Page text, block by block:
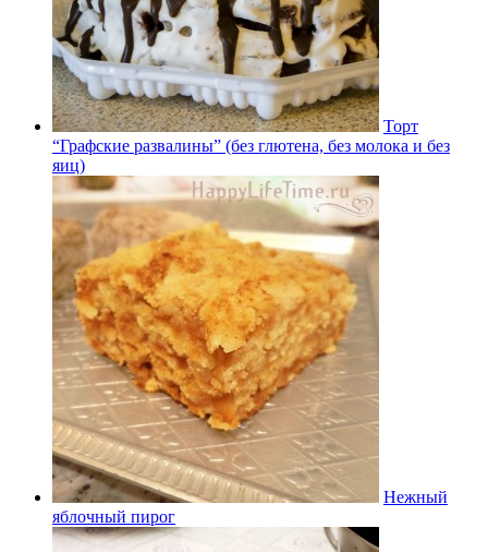
Торт
“Графские развалины” (без глютена, без молока и без
яиц)
Нежный
яблочный пирог